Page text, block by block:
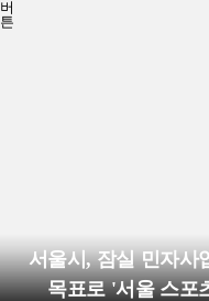
서울시, 잠실 민자사
목표로 '서울 스